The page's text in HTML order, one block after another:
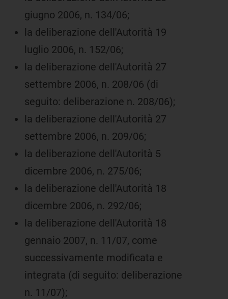
giugno 2006, n. 134/06;
la deliberazione dell'Autorità 19
luglio 2006, n. 152/06;
la deliberazione dell'Autorità 27
settembre 2006, n. 208/06 (di
seguito: deliberazione n. 208/06);
la deliberazione dell'Autorità 27
settembre 2006, n. 209/06;
la deliberazione dell'Autorità 5
dicembre 2006, n. 275/06;
la deliberazione dell'Autorità 18
dicembre 2006, n. 292/06;
la deliberazione dell'Autorità 18
gennaio 2007, n. 11/07, come
successivamente modificata e
integrata (di seguito: deliberazione
n. 11/07);